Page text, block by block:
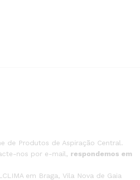
de Produtos de Aspiração Central.
nos por e-mail, respondemos em
em Braga, Vila Nova de Gaia